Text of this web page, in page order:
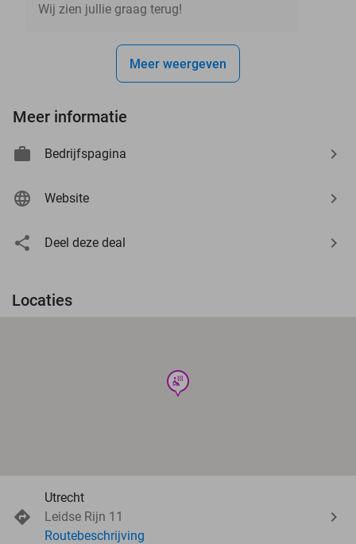
Wij zien jullie graag terug!
Meer weergeven
Meer informatie
Bedrijfspagina
Website
Deel deze deal
Locaties
wellness
Utrecht
Leidse Rijn 11
Routebeschrijving